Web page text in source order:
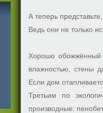
А теперь
Ведь они не только
Хорошо обожжённый
влажностью, стены
Если дом
Третьим по
производные: